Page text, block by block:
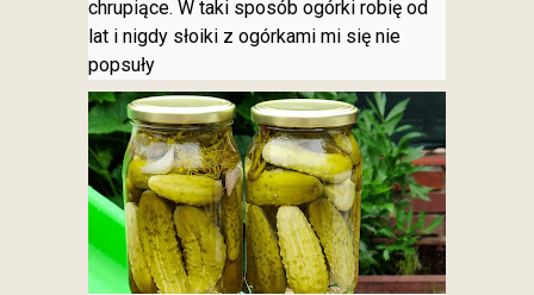
chrupiące. W taki sposób ogórki robię od
lat i nigdy słoiki z ogórkami mi się nie
popsuły